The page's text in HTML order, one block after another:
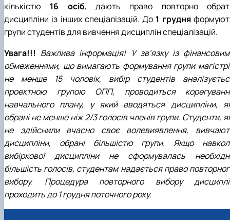
кількістю 16 осіб, дають право повторно
дисципліни із інших спеціалізацій. До 1 грудня
групи студентів для вивчення дисциплін спеціалізацій.
Увага!!! Важлива інформація! У зв’язку із
обмеженнями, що вимагають формування групи
не менше 15 чоловік, вибір студентів
проектною групою ОПП, проводиться
навчального плану, у який вводяться дисципліни,
обрані не менше ніж 2/3 голосів членів групи. Студенти,
не здійснили вчасно своє волевиявлення,
дисципліни, обрані більшістю групи. Якщо
вибіркової дисципліни не сформувалась
більшість голосів, студентам надається право
вибору. Процедура повторного вибору
проходить до 1 грудня поточного року.